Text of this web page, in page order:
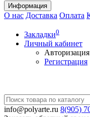
Информация
О нас Доставка Оплата
Закладки0
Личный кабинет
Авторизация
Регистрация
info@polyarte.ru 8(905)